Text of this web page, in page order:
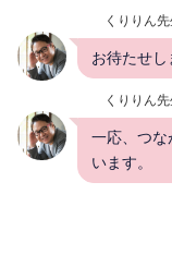
くりりん先
お待たせし
くりりん先
一応、つな
います。